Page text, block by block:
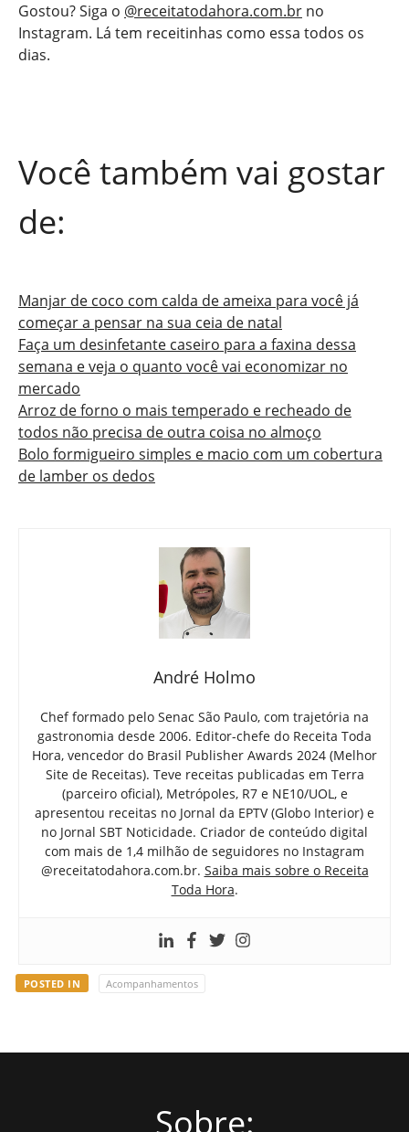
Gostou? Siga o @receitatodahora.com.br no
Instagram. Lá tem receitinhas como essa todos os
dias.
Você também vai gostar
de:
Manjar de coco com calda de ameixa para você já
começar a pensar na sua ceia de natal
Faça um desinfetante caseiro para a faxina dessa
semana e veja o quanto você vai economizar no
mercado
Arroz de forno o mais temperado e recheado de
todos não precisa de outra coisa no almoço
Bolo formigueiro simples e macio com um cobertura
de lamber os dedos
André Holmo
Chef formado pelo Senac São Paulo, com trajetória na
gastronomia desde 2006. Editor-chefe do Receita Toda
Hora, vencedor do Brasil Publisher Awards 2024 (Melhor
Site de Receitas). Teve receitas publicadas em Terra
(parceiro oficial), Metrópoles, R7 e NE10/UOL, e
apresentou receitas no Jornal da EPTV (Globo Interior) e
no Jornal SBT Noticidade. Criador de conteúdo digital
com mais de 1,4 milhão de seguidores no Instagram
@receitatodahora.com.br. Saiba mais sobre o Receita
Toda Hora.
POSTED IN Acompanhamentos
Sobre: